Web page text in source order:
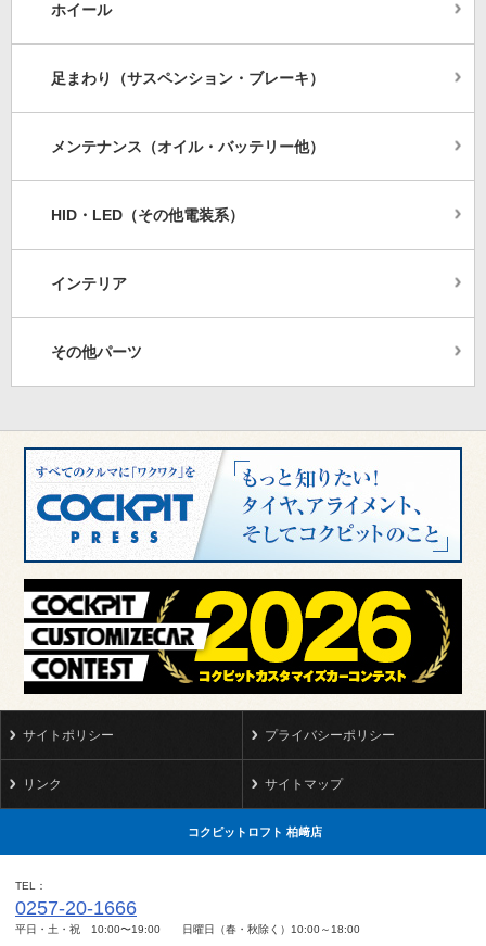
ホイール
足まわり（サスペンション・ブレーキ）
メンテナンス（オイル・バッテリー他）
HID・LED（その他電装系）
インテリア
その他パーツ
サイトポリシー プライバシーポリシー
リンク サイトマップ
コクピットロフト 柏﨑店
TEL
0257-20-1666
平日・土・祝 10:00〜19:00 日曜日（春・秋除く）10:00～18:00